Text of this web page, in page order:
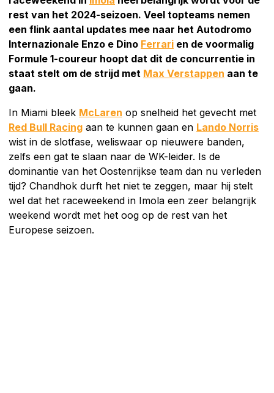
rest van het 2024-seizoen. Veel topteams nemen
een flink aantal updates mee naar het Autodromo
Internazionale Enzo e Dino Ferrari en de voormalig
Formule 1-coureur hoopt dat dit de concurrentie in
staat stelt om de strijd met Max Verstappen aan te
gaan.
In Miami bleek McLaren op snelheid het gevecht met
Red Bull Racing aan te kunnen gaan en Lando Norris
wist in de slotfase, weliswaar op nieuwere banden,
zelfs een gat te slaan naar de WK-leider. Is de
dominantie van het Oostenrijkse team dan nu verleden
tijd? Chandhok durft het niet te zeggen, maar hij stelt
wel dat het raceweekend in Imola een zeer belangrijk
weekend wordt met het oog op de rest van het
Europese seizoen.